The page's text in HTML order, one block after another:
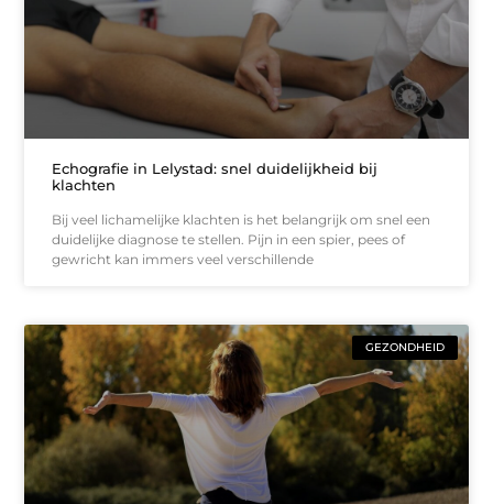
Echografie in Lelystad: snel duidelijkheid bij
klachten
Bij veel lichamelijke klachten is het belangrijk om snel een
duidelijke diagnose te stellen. Pijn in een spier, pees of
gewricht kan immers veel verschillende
GEZONDHEID